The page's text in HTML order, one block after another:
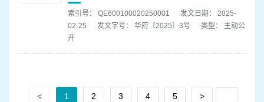
索引号： QE600100020250001
发文日期： 2025-
02-25
发文字号： 华府〔2025〕3号
类型： 主动公
开
< 1 2 3 4 5 >